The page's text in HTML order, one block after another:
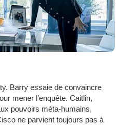
Barry essaie de convaincre
mener l’enquête. Caitlin,
pouvoirs méta-humains,
ne parvient toujours pas à